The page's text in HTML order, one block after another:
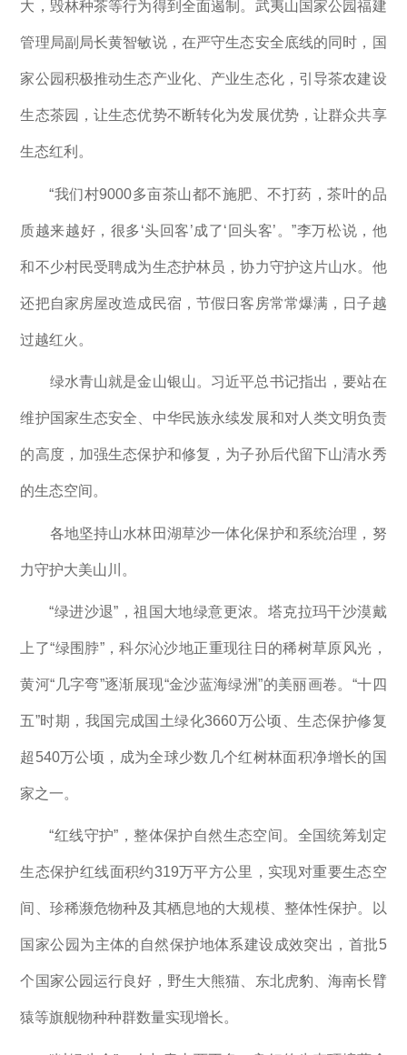
大，毁林种茶等行为得到全面遏制。武夷山国家公园福建
管理局副局长黄智敏说，在严守生态安全底线的同时，国
家公园积极推动生态产业化、产业生态化，引导茶农建设
生态茶园，让生态优势不断转化为发展优势，让群众共享
生态红利。
“我们村9000多亩茶山都不施肥、不打药，茶叶的品
质越来越好，很多‘头回客’成了‘回头客’。”李万松说，他
和不少村民受聘成为生态护林员，协力守护这片山水。他
还把自家房屋改造成民宿，节假日客房常常爆满，日子越
过越红火。
绿水青山就是金山银山。习近平总书记指出，要站在
维护国家生态安全、中华民族永续发展和对人类文明负责
的高度，加强生态保护和修复，为子孙后代留下山清水秀
的生态空间。
各地坚持山水林田湖草沙一体化保护和系统治理，努
力守护大美山川。
“绿进沙退”，祖国大地绿意更浓。塔克拉玛干沙漠戴
上了“绿围脖”，科尔沁沙地正重现往日的稀树草原风光，
黄河“几字弯”逐渐展现“金沙蓝海绿洲”的美丽画卷。“十四
五”时期，我国完成国土绿化3660万公顷、生态保护修复
超540万公顷，成为全球少数几个红树林面积净增长的国
家之一。
“红线守护”，整体保护自然生态空间。全国统筹划定
生态保护红线面积约319万平方公里，实现对重要生态空
间、珍稀濒危物种及其栖息地的大规模、整体性保护。以
国家公园为主体的自然保护地体系建设成效突出，首批5
个国家公园运行良好，野生大熊猫、东北虎豹、海南长臂
猿等旗舰物种种群数量实现增长。